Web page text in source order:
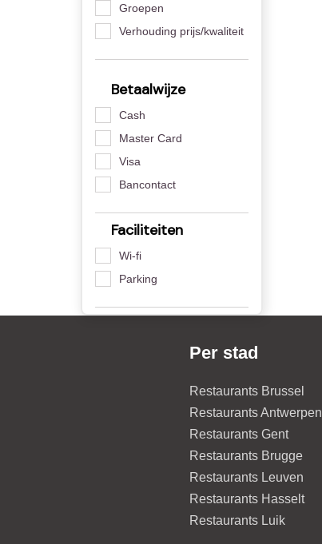
Groepen
Verhouding prijs/kwaliteit
Betaalwijze
Cash
Master Card
Visa
Bancontact
Faciliteiten
Wi-fi
Parking
Per stad
Restaurants Brussel
Restaurants Antwerpen
Restaurants Gent
Restaurants Brugge
Restaurants Leuven
Restaurants Hasselt
Restaurants Luik